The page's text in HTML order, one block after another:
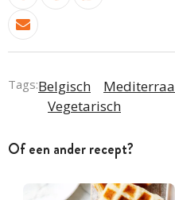
Tags:Belgisch
Vegetarisch
Of een ander recept?